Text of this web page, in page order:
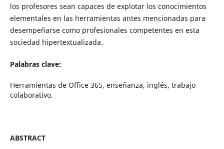
los profesores sean capaces de explotar los conocimientos
elementales en las herramientas antes mencionadas para
desempeñarse como profesionales competentes en esta
sociedad hipertextualizada.
Palabras clave:
Herramientas de Office 365, enseñanza, inglés, trabajo
colaborativo.
ABSTRACT